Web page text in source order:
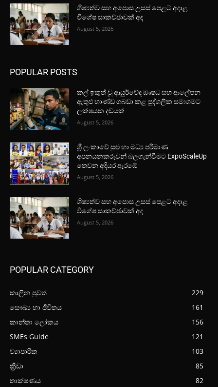
ශිෂ්‍යත්ව සහ අපොස උසස් පෙළට අදාළ
විශේෂ සාකච්ඡාවක් අද
August 5, 2026
POPULAR POSTS
කල් ඉකුත් වූ ආයුර්වේද ඖෂධ සහ ආලේපන
ඇතුළු භාණ්ඩ ගබඩා කළ පුද්ගලික සමාගමට
ලක්ෂයක දඩයක්
August 5, 2026
ශ්‍රී ලංකාවේ සුළු හා මධ්‍ය පරිමාණ
අපනයනකරුවන් බලගැන්වීමට ExpoScaleUp
තෙවන අදියර ඇරඹේ
August 5, 2026
ශිෂ්‍යත්ව සහ අපොස උසස් පෙළට අදාළ
විශේෂ සාකච්ඡාවක් අද
August 5, 2026
POPULAR CATEGORY
කාලීන පුවත්
229
සෞඛ්‍ය හා ජීවිතය
161
කාන්තා ලෝකය
156
SMEs Guide
121
ව්‍යාපාරික
103
ක්‍රීඩා
85
තාක්ෂණය
82